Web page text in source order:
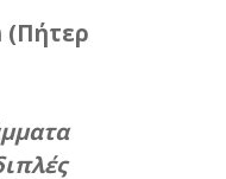
(Πήτερ